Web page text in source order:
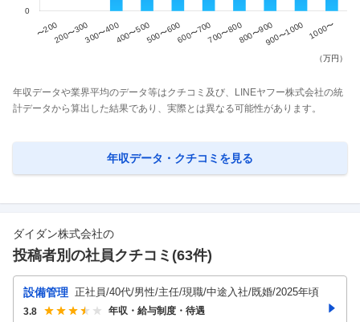
年収データや業界平均のデータ等はクチコミ及び、LINEヤフー株式会社の統
計データから算出した結果であり、実際とは異なる可能性があります。
年収データ・クチコミを見る
ダイダン株式会社の
投稿者別の社員クチコミ(63件)
設備管理 正社員/40代/男性/主任/現職/中途入社/既婚/2025年頃
3.8 年収・給与制度・待遇